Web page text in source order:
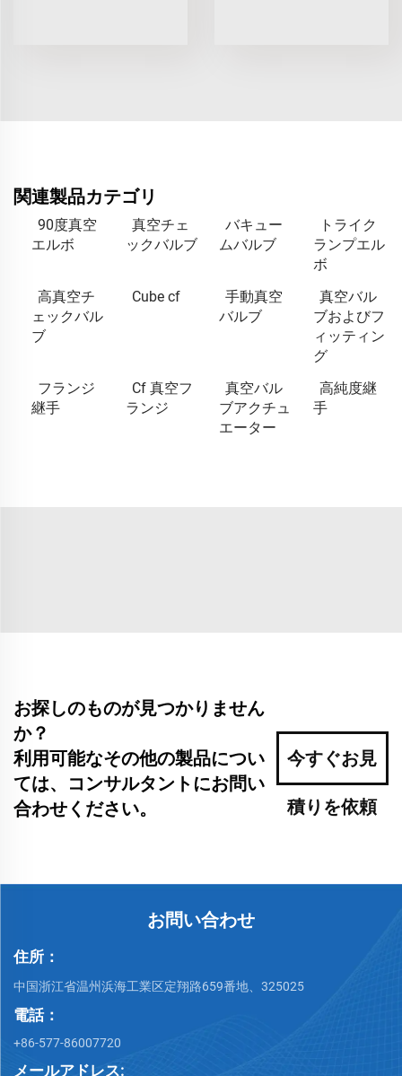
関連製品カテゴリ
90度真空
エルボ
真空チェ
ックバルブ
バキュー
ムバルブ
トライク
ランプエル
ボ
高真空チ
ェックバル
ブ
Cube cf
手動真空
バルブ
真空バル
ブおよびフ
ィッティン
グ
フランジ
継手
Cf 真空フ
ランジ
真空バル
ブアクチュ
エーター
高純度継
手
お探しのものが見つかりません
か？
利用可能なその他の製品につい
ては、コンサルタントにお問い
合わせください。
今すぐお見
積りを依頼
お問い合わせ
住所：
中国浙江省温州浜海工業区定翔路659番地、325025
電話：
+86-577-86007720
メールアドレス: